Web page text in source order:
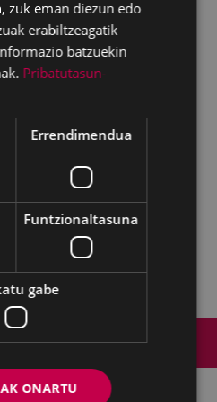
zuk eman diezun edo
erabiltzeagatik
batzuekin
Pribatutasun-
Errendimendua
Funtzionaltasuna
gabe
ONARTU